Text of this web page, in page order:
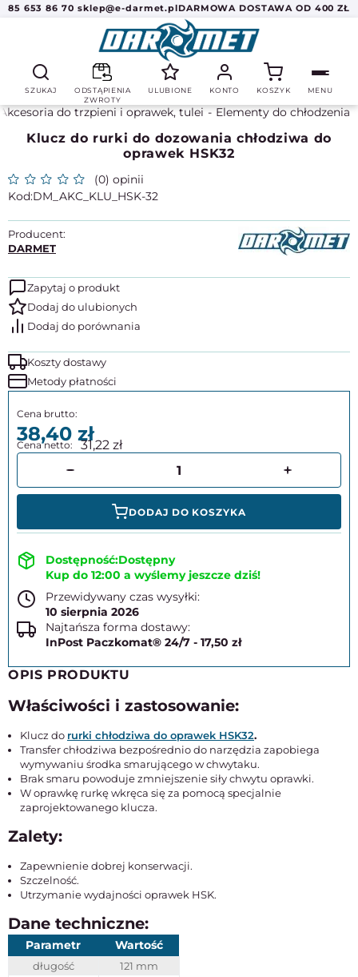
85 653 86 70 sklep@e-darmet.plDARMOWA DOSTAWA OD 400 ZŁ
SZUKAJ
ODSTĄPIENIA
ZWROTY
ULUBIONE KONTO KOSZYK MENU
Akcesoria do trzpieni i oprawek, tulei Elementy do chłodzenia
Klucz do rurki do dozowania chłodziwa do
oprawek HSK32
(0) opinii
DM_AKC_KLU_HSK-32
Producent:
DARMET
Zapytaj o produkt
Koszty dostawy
Metody płatności
38,40 31,22
DODAJ DO KOSZYKA
Dostępny
Kup do 12:00 a wyślemy jeszcze dziś!
Przewidywany czas wysyłki:
10 sierpnia 2026
Najtańsza forma dostawy:
InPost Paczkomat® 24/7 - 17,50 zł
OPIS PRODUKTU
Właściwości i zastosowanie:
Klucz do rurki chłodziwa do oprawek HSK32.
Transfer chłodziwa bezpośrednio do narzędzia zapobiega
wymywaniu środka smarującego w chwytaku.
Brak smaru powoduje zmniejszenie siły chwytu oprawki.
W oprawkę rurkę wkręca się za pomocą specjalnie
zaprojektowanego klucza.
Zalety:
Zapewnienie dobrej konserwacji.
Szczelność.
Utrzymanie wydajności oprawek HSK.
Dane techniczne:
Parametr Wartość
długość
121 mm